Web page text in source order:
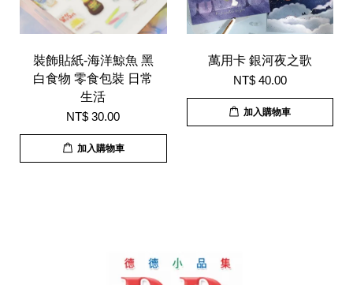
裝飾貼紙-海洋鯨魚 黑
白食物 零食包裝 日常
生活
NT$ 30.00
加入購物車
萬用卡 銀河夜之歌
NT$ 40.00
加入購物車